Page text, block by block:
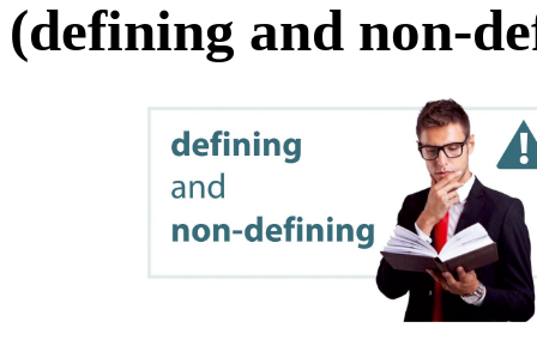
(defining and non-